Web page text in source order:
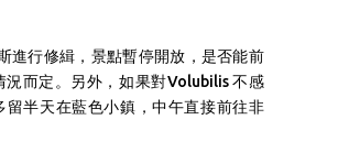
進行修緝，景點暫停開放，是否能前
況而定。另外，如果對Volubilis 不感
留半天在藍色小鎮，中午直接前往非